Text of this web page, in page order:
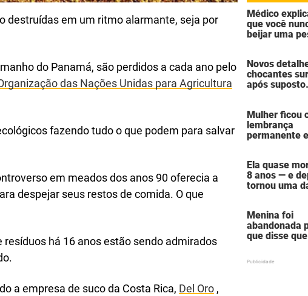
destruídas em um ritmo alarmante, seja por
do Panamá, são perdidos a cada ano pelo
das Nações Unidas para Agricultura
fazendo tudo o que podem para salvar
em meados dos anos 90 oferecia a
despejar seus restos de comida. O que
há 16 anos estão sendo admirados
a empresa de suco da Costa Rica, Del Oro ,
Médico
que você
beijar uma
Novos
chocantes
após suposto
por homem
a família de 7
Mulher ficou
lembrança
permanente e
Ela quase
8 anos — e
tornou uma
Hollywood
Menina foi
abandonada
que disse
atriz famosa